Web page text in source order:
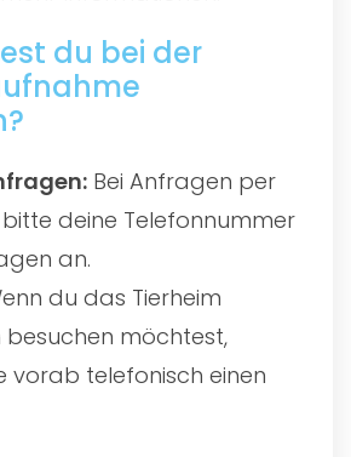
du bei der
Bei Anfragen per
deine Telefonnummer
an.
du das Tierheim
besuchen möchtest,
vorab telefonisch einen